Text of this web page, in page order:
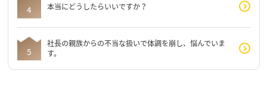
本当にどうしたらいいですか？
社長の親族からの不当な扱いで体調を崩し、悩んでいま
す。